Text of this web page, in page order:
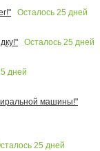
Осталось 25 дней
Осталось 25 дней
дней
машины!"
25 дней